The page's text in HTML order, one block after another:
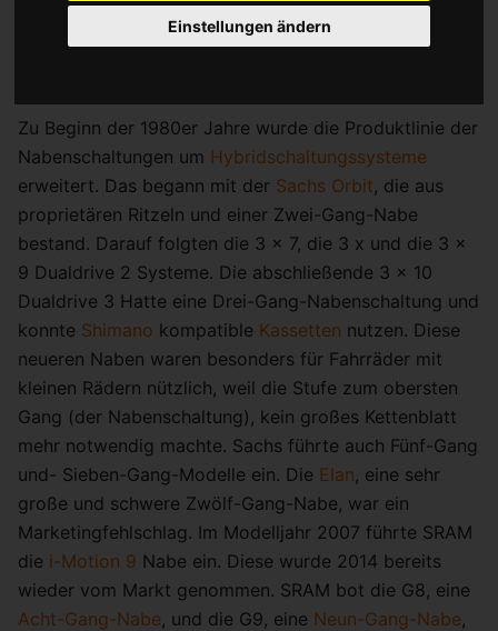
Einstellungen ändern
breitere Produktpalette mit vielen eng gespreizten
Übersetzungen in den Naben, die von begeisterten
Zu Beginn der 1980er Jahre wurde die Produktlinie der
Nabenschaltungen um Hybridschaltungssysteme
erweitert. Das begann mit der Sachs Orbit, die aus
proprietären Ritzeln und einer Zwei-Gang-Nabe
bestand. Darauf folgten die 3 x 7, die 3 x und die 3 x
9 Dualdrive 2 Systeme. Die abschließende 3 x 10
Dualdrive 3 Hatte eine Drei-Gang-Nabenschaltung und
konnte Shimano kompatible Kassetten nutzen. Diese
neueren Naben waren besonders für Fahrräder mit
kleinen Rädern nützlich, weil die Stufe zum obersten
Gang (der Nabenschaltung), kein großes Kettenblatt
mehr notwendig machte. Sachs führte auch Fünf-Gang
und- Sieben-Gang-Modelle ein. Die Elan, eine sehr
große und schwere Zwölf-Gang-Nabe, war ein
Marketingfehlschlag. Im Modelljahr 2007 führte SRAM
die i-Motion 9 Nabe ein. Diese wurde 2014 bereits
wieder vom Markt genommen. SRAM bot die G8, eine
Acht-Gang-Nabe, und die G9, eine Neun-Gang-Nabe,